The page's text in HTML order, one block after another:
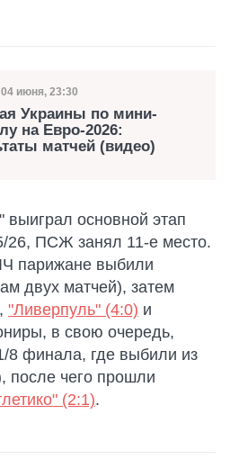
Дата публикации
04 июня, 23:30
Украины по мини-
на Евро-2026:
матчей (видео)
основной этап
26, ПСЖ занял 11-е место.
парижане выбили
двух матчей), затем
"Ливерпуль" (4:0) и
в свою очередь,
финала, где выбили из
после чего прошли
(2:1).